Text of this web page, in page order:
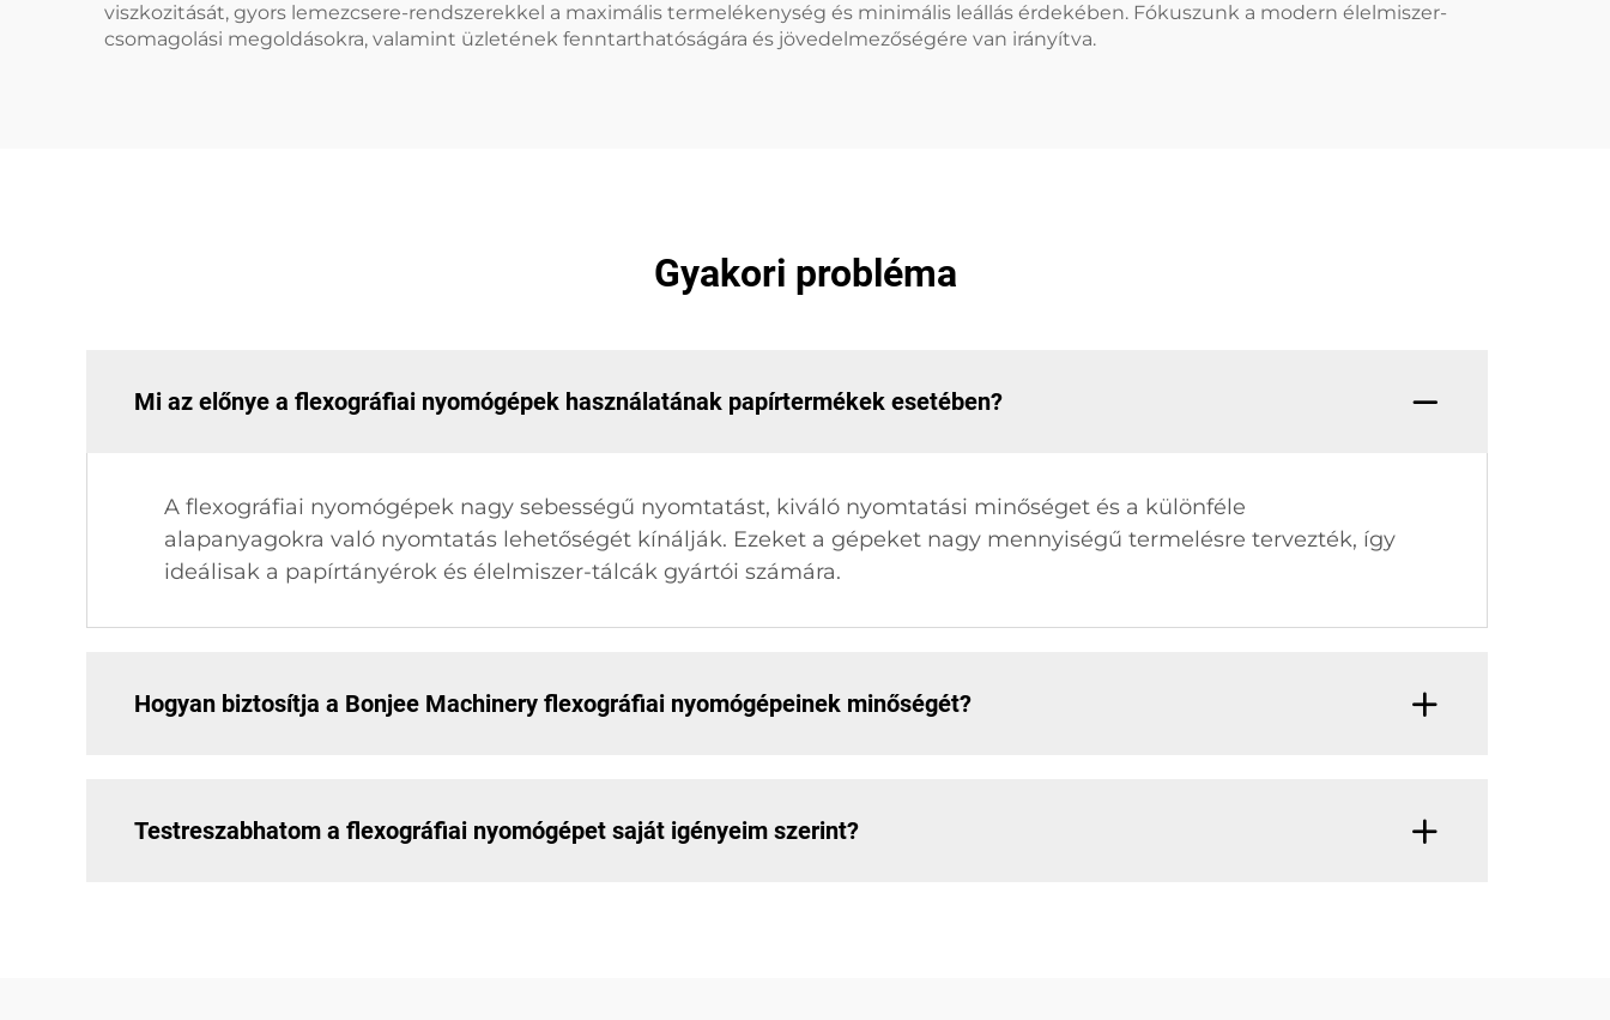
viszkozitását, gyors lemezcsere-rendszerekkel a maximális termelékenység és minimális leállás érdekében. Fókuszunk a modern élelmiszer-
csomagolási megoldásokra, valamint üzletének fenntarthatóságára és jövedelmezőségére van irányítva.
Gyakori probléma
Mi az előnye a flexográfiai nyomógépek használatának papírtermékek esetében?
A flexográfiai nyomógépek nagy sebességű nyomtatást, kiváló nyomtatási minőséget és a különféle
alapanyagokra való nyomtatás lehetőségét kínálják. Ezeket a gépeket nagy mennyiségű termelésre tervezték, így
ideálisak a papírtányérok és élelmiszer-tálcák gyártói számára.
Hogyan biztosítja a Bonjee Machinery flexográfiai nyomógépeinek minőségét?
Testreszabhatom a flexográfiai nyomógépet saját igényeim szerint?